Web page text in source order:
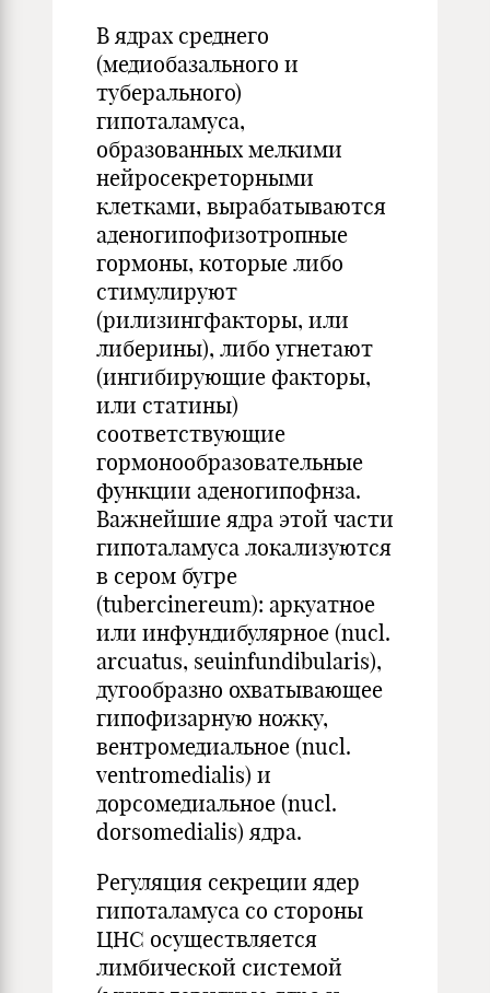
В ядрах среднего
(медиобазального и
туберального)
гипоталамуса,
образованных мелкими
нейросекреторными
клетками, вырабатываются
аденогипофизотропные
гормоны, которые либо
стимулируют
(рилизингфакторы, или
либерины), либо угнетают
(ингибирующие факторы,
или статины)
соответствующие
гормонообразовательные
функции аденогипофнза.
Важнейшие ядра этой части
гипоталамуса локализуются
в сером бугре
(tubercinereum): аркуатное
или инфундибулярное (nucl.
arcuatus, seuinfundibularis),
дугообразно охватывающее
гипофизарную ножку,
вентромедиальное (nucl.
ventromedialis) и
дорсомедиальное (nucl.
dorsomedialis) ядра.
Регуляция секреции ядер
гипоталамуса со стороны
ЦНС осуществляется
лимбической системой